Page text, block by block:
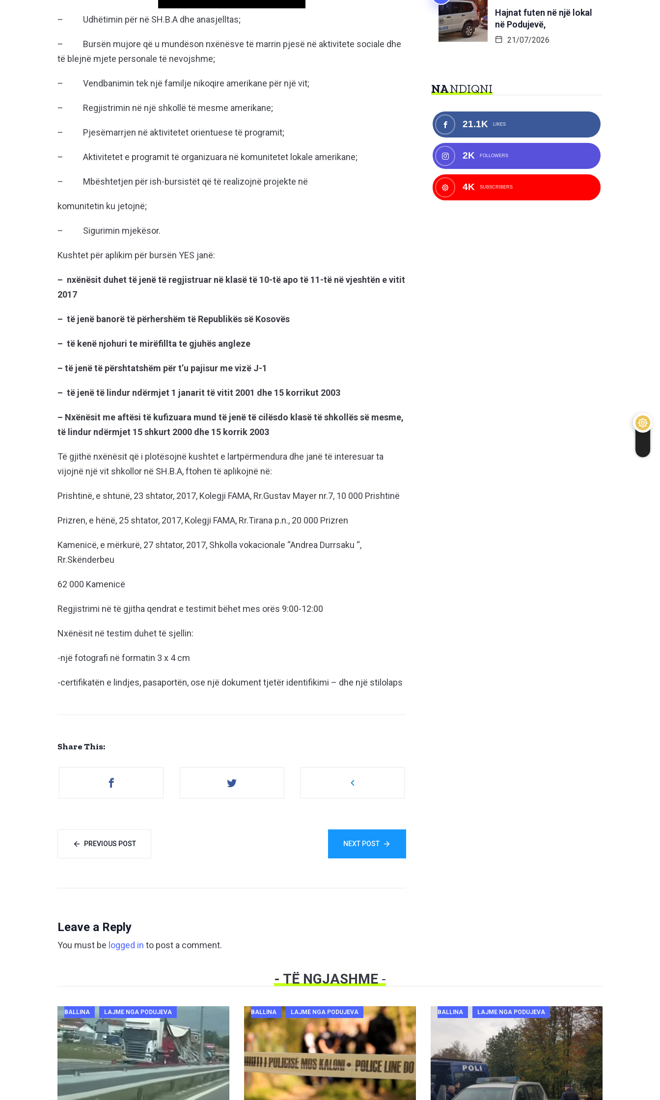
– Udhëtimin për në SH.B.A dhe anasjelltas;
– Bursën mujore që u mundëson nxënësve të marrin pjesë në aktivitete sociale dhe
të blejnë mjete personale të nevojshme;
– Vendbanimin tek një familje nikoqire amerikane për një vit;
– Regjistrimin në një shkollë të mesme amerikane;
– Pjesëmarrjen në aktivitetet orientuese të programit;
– Aktivitetet e programit të organizuara në komunitetet lokale amerikane;
– Mbështetjen për ish-bursistët që të realizojnë projekte në
komunitetin ku jetojnë;
– Sigurimin mjekësor.
Kushtet për aplikim për bursën YES janë:
– nxënësit duhet të jenë të regjistruar në klasë të 10-të apo të 11-të në vjeshtën e vitit
2017
– të jenë banorë të përhershëm të Republikës së Kosovës
– të kenë njohuri te mirëfillta te gjuhës angleze
– të jenë të përshtatshëm për t’u pajisur me vizë J-1
– të jenë të lindur ndërmjet 1 janarit të vitit 2001 dhe 15 korrikut 2003
– Nxënësit me aftësi të kufizuara mund të jenë të cilësdo klasë të shkollës së mesme,
të lindur ndërmjet 15 shkurt 2000 dhe 15 korrik 2003
Të gjithë nxënësit që i plotësojnë kushtet e lartpërmendura dhe janë të interesuar ta
vijojnë një vit shkollor në SH.B.A, ftohen të aplikojnë në:
Prishtinë, e shtunë, 23 shtator, 2017, Kolegji FAMA, Rr.Gustav Mayer nr.7, 10 000 Prishtinë
Prizren, e hënë, 25 shtator, 2017, Kolegji FAMA, Rr.Tirana p.n., 20 000 Prizren
Kamenicë, e mërkurë, 27 shtator, 2017, Shkolla vokacionale “Andrea Durrsaku “,
Rr.Skënderbeu
62 000 Kamenicë
Regjistrimi në të gjitha qendrat e testimit bëhet mes orës 9:00-12:00
Nxënësit në testim duhet të sjellin:
-një fotografi në formatin 3 x 4 cm
-certifikatën e lindjes, pasaportën, ose një dokument tjetër identifikimi – dhe një stilolaps
Share This:
PREVIOUS POST NEXT POST
Leave a Reply
You must be logged in to post a comment.
Hajnat futen në një lokal
në Podujevë,
21/07/2026
NANDIQNI
21.1K LIKES
2K FOLLOWERS
4K SUBSCRIBERS
- TË NGJASHME-
BALLINA LAJME NGA PODUJEVA BALLINA LAJME NGA PODUJEVA BALLINA LAJME NGA PODUJEVA